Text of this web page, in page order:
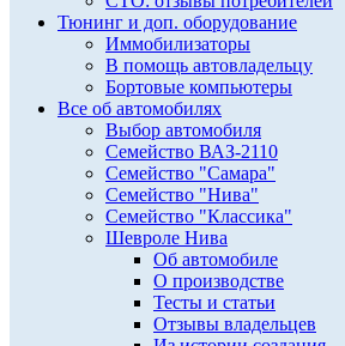
Тюнинг и доп. оборудование
Иммобилизаторы
В помощь автовладельцу
Бортовые компьютеры
Все об автомобилях
Выбор автомобиля
Семейство ВАЗ-2110
Семейство "Самара"
Семейство "Нива"
Семейство "Классика"
Шевроле Нива
Об автомобиле
О производстве
Тесты и статьи
Отзывы владельцев